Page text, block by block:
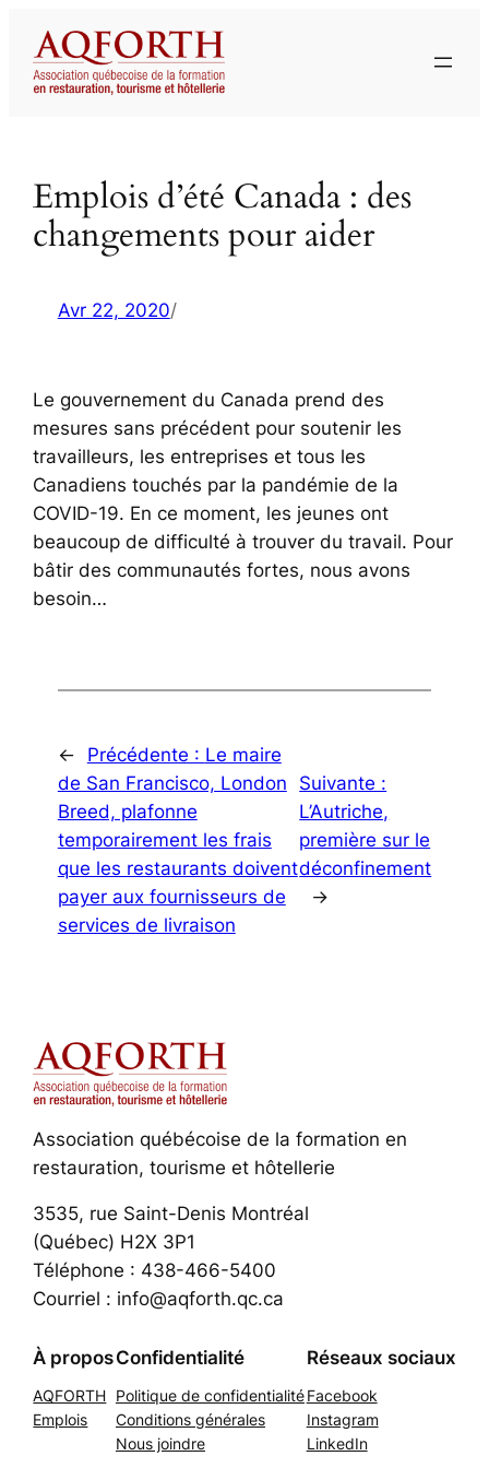
contenu
Emplois d’été Canada : des
changements pour aider
Avr 22, 2020/
Le gouvernement du Canada prend des
mesures sans précédent pour soutenir les
travailleurs, les entreprises et tous les
Canadiens touchés par la pandémie de la
COVID-19. En ce moment, les jeunes ont
beaucoup de difficulté à trouver du travail. Pour
bâtir des communautés fortes, nous avons
besoin…
← Précédente : Le maire
de San Francisco, London
Breed, plafonne
temporairement les frais
que les restaurants doivent
payer aux fournisseurs de
services de livraison
Suivante :
L’Autriche,
première sur le
déconfinement
→
Association québécoise de la formation en
restauration, tourisme et hôtellerie
3535, rue Saint-Denis Montréal
(Québec) H2X 3P1
Téléphone : 438-466-5400
Courriel : info@aqforth.qc.ca
À propos
AQFORTH
Emplois
Confidentialité
Politique de confidentialité
Conditions générales
Nous joindre
Réseaux sociaux
Facebook
Instagram
LinkedIn